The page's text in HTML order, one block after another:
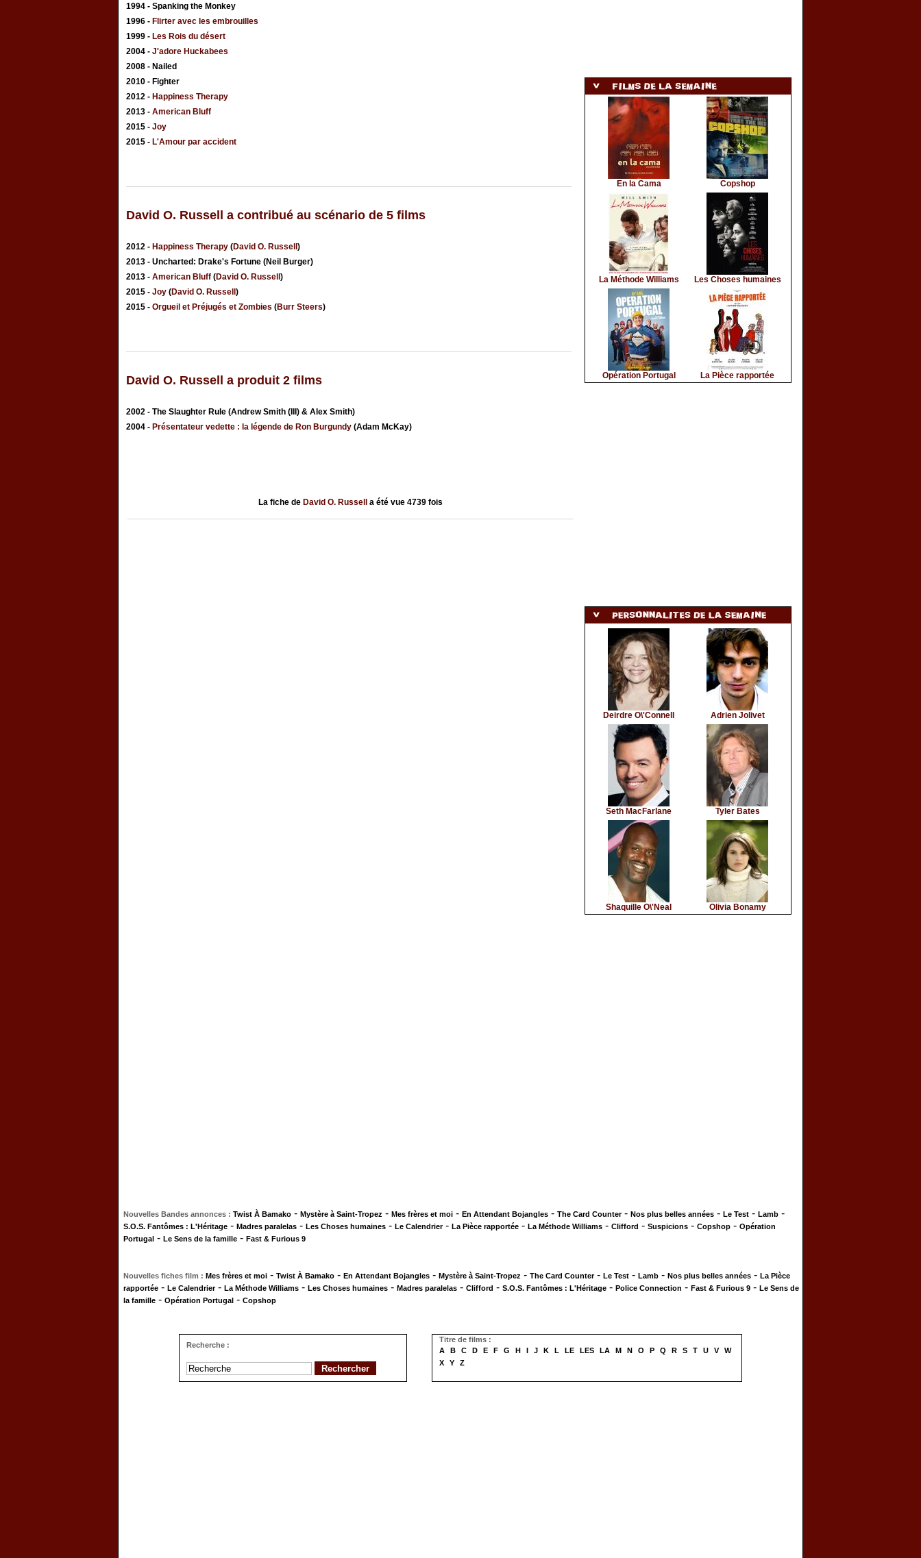
1994 - Spanking the Monkey
1996 - Flirter avec les embrouilles
1999 - Les Rois du désert
2004 - J'adore Huckabees
2008 - Nailed
2010 - Fighter
2012 - Happiness Therapy
2013 - American Bluff
2015 - Joy
2015 - L'Amour par accident
David O. Russell a contribué au scénario de 5 films
2012 - Happiness Therapy (David O. Russell)
2013 - Uncharted: Drake's Fortune (Neil Burger)
2013 - American Bluff (David O. Russell)
2015 - Joy (David O. Russell)
2015 - Orgueil et Préjugés et Zombies (Burr Steers)
David O. Russell a produit 2 films
2002 - The Slaughter Rule (Andrew Smith (III) & Alex Smith)
2004 - Présentateur vedette : la légende de Ron Burgundy (Adam McKay)
La fiche de David O. Russella été vue 4739 fois
En la Cama Copshop
La Méthode Williams Les Choses humaines
Opération Portugal La Pièce rapportée
Deirdre O\'Connell Adrien Jolivet
Seth MacFarlane Tyler Bates
Shaquille O\'Neal Olivia Bonamy
Nouvelles Bandes annonces : Twist À Bamako - Mystère à Saint-Tropez - Mes frères et moi - En Attendant Bojangles - The Card Counter- Nos plus belles années - Le Test - Lamb -
S.O.S. Fantômes : L'Héritage - Madres paralelas - Les Choses humaines - Le Calendrier- La Pièce rapportée - La Méthode Williams - Clifford - Suspicions - Copshop - Opération
Portugal - Le Sens de la famille - Fast & Furious 9
Nouvelles fiches film : Mes frères et moi - Twist À Bamako - En Attendant Bojangles - Mystère à Saint-Tropez - The Card Counter- Le Test - Lamb - Nos plus belles années - La Pièce
rapportée - Le Calendrier- La Méthode Williams - Les Choses humaines - Madres paralelas - Clifford - S.O.S. Fantômes : L'Héritage - Police Connection - Fast & Furious 9 - Le Sens de
la famille - Opération Portugal - Copshop
Recherche :
Titre de films :
A
B C D E F G H I J K L LE LES LA M N O P Q R S T U V
W
X
Y Z